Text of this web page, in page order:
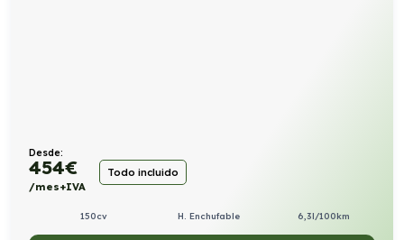
Desde:
454€
/mes+IVA
Todo incluido
150cv H. Enchufable 6,3l/100km